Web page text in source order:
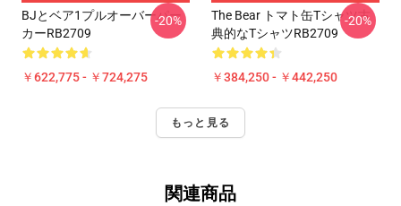
BJとベア1プルオーバーパー
カーRB2709
￥622,775 - ￥724,275
-20%
The Bear トマト缶Tシャツ古
典的なTシャツRB2709
￥384,250 - ￥442,250
-20%
もっと見る
関連商品